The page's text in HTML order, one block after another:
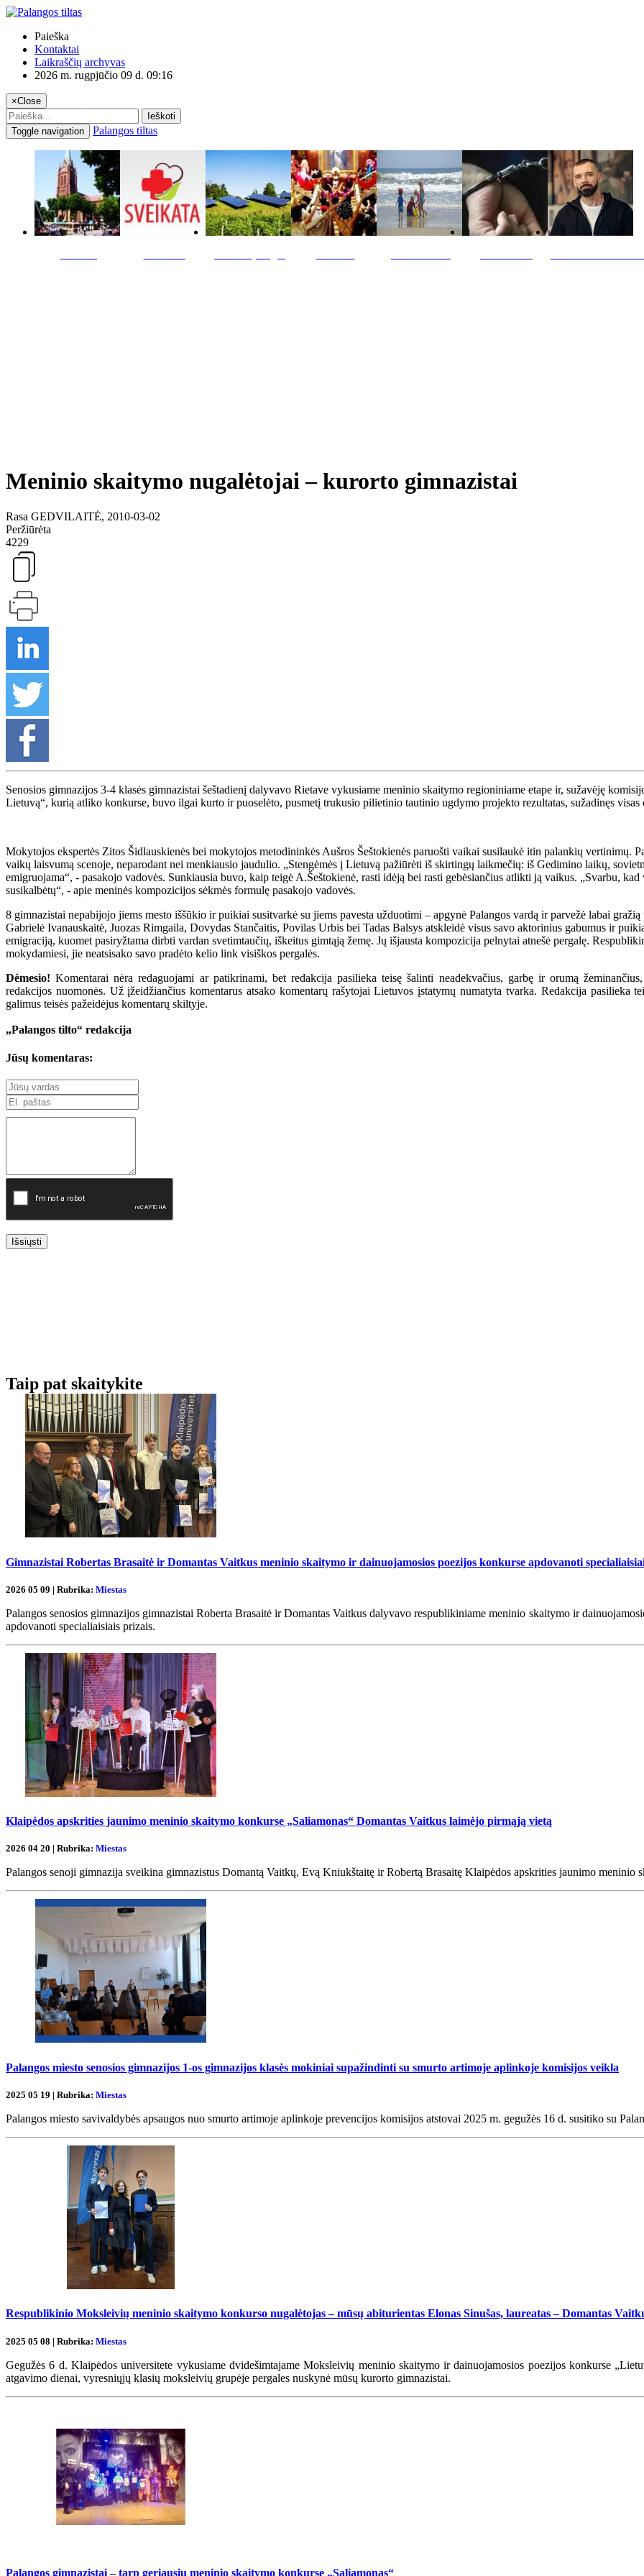
Paieška
Kontaktai
Laikraščių archyvas
2026 m. rugpjūčio 09 d. 09:16
×Close
Ieškoti
Toggle navigation
Palangos tiltas
Meninio skaitymo nugalėtojai – kurorto gimnazistai
Rasa GEDVILAITĖ, 2010-03-02
Peržiūrėta
4229
Senosios gimnazijos 3-4 klasės gimnazistai šeštadienį dalyvavo Rietave vykusiame meninio skaitymo regioniniame etape ir, sužavėję
Lietuvą“, kurią atliko konkurse, buvo ilgai kurto ir puoselėto, pusmetį trukusio pilietinio tautinio ugdymo projekto rezultatas, sužadinęs
Mokytojos ekspertės Zitos Šidlauskienės bei mokytojos metodininkės Aušros Šeštokienės paruošti vaikai susilaukė itin palankių vertinimų.
vaikų laisvumą scenoje, neparodant nei menkiausio jaudulio. „Stengėmės į Lietuvą pažiūrėti iš skirtingų laikmečių: iš Gedimino laikų,
emigruojama“, - pasakojo vadovės. Sunkiausia buvo, kaip teigė A.Šeštokienė, rasti idėją bei rasti gebėsiančius atlikti ją vaikus. „Svarbu,
susikalbėtų“, - apie meninės kompozicijos sėkmės formulę pasakojo vadovės.
8 gimnazistai nepabijojo jiems mesto iššūkio ir puikiai susitvarkė su jiems pavesta užduotimi – apgynė Palangos vardą ir parvežė labai
Gabrielė Ivanauskaitė, Juozas Rimgaila, Dovydas Stančaitis, Povilas Urbis bei Tadas Balsys atskleidė visus savo aktorinius gabumus ir
emigraciją, kuomet pasiryžtama dirbti vardan svetimtaučių, iškeitus gimtąją žemę. Jų išjausta kompozicija pelnytai atnešė pergalę.
mokydamiesi, jie neatsisako savo pradėto kelio link visiškos pergalės.
Dėmesio! Komentarai nėra redaguojami ar patikrinami, bet redakcija pasilieka teisę šalinti neadekvačius, garbę ir orumą
redakcijos nuomonės. Už įžeidžiančius komentarus atsako komentarų rašytojai Lietuvos įstatymų numatyta tvarka. Redakcija pasilieka
galimus teisės pažeidėjus komentarų skiltyje.
„Palangos tilto“ redakcija
Jūsų komentaras:
Išsiųsti
Taip pat skaitykite
Gimnazistai Robertas Brasaitė ir Domantas Vaitkus meninio skaitymo ir dainuojamosios poezijos konkurse apdovanoti
2026 05 09 | Rubrika: Miestas
Palangos senosios gimnazijos gimnazistai Roberta Brasaitė ir Domantas Vaitkus dalyvavo respublikiniame meninio skaitymo ir
apdovanoti specialiaisiais prizais.
Klaipėdos apskrities jaunimo meninio skaitymo konkurse „Saliamonas“ Domantas Vaitkus laimėjo pirmąją vietą
2026 04 20 | Rubrika: Miestas
Palangos senoji gimnazija sveikina gimnazistus Domantą Vaitkų, Evą Kniukštaitę ir Robertą Brasaitę Klaipėdos apskrities jaunimo meninio
Palangos miesto senosios gimnazijos 1-os gimnazijos klasės mokiniai supažindinti su smurto artimoje aplinkoje komisijos veikla
2025 05 19 | Rubrika: Miestas
Palangos miesto savivaldybės apsaugos nuo smurto artimoje aplinkoje prevencijos komisijos atstovai 2025 m. gegužės 16 d. susitiko su
Respublikinio Moksleivių meninio skaitymo konkurso nugalėtojas – mūsų abiturientas Elonas Sinušas, laureatas – Domantas
2025 05 08 | Rubrika: Miestas
Gegužės 6 d. Klaipėdos universitete vykusiame dvidešimtajame Moksleivių meninio skaitymo ir dainuojamosios poezijos konkurse
atgavimo dienai, vyresniųjų klasių moksleivių grupėje pergales nuskynė mūsų kurorto gimnazistai.
Palangos gimnazistai – tarp geriausių meninio skaitymo konkurse „Saliamonas“